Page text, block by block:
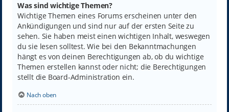
Was sind wichtige Themen?
Wichtige Themen eines Forums erscheinen unter den
Ankündigungen und sind nur auf der ersten Seite zu
sehen. Sie haben meist einen wichtigen Inhalt, weswegen
du sie lesen solltest. Wie bei den Bekanntmachungen
hängt es von deinen Berechtigungen ab, ob du wichtige
Themen erstellen kannst oder nicht; die Berechtigungen
stellt die Board-Administration ein.
Nach oben